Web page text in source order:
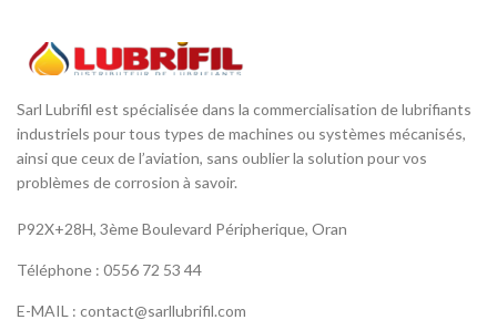
Sarl Lubrifil est spécialisée dans la commercialisation de lubrifiants
industriels pour tous types de machines ou systèmes mécanisés,
ainsi que ceux de l’aviation, sans oublier la solution pour vos
problèmes de corrosion à savoir.
P92X+28H, 3ème Boulevard Péripherique, Oran
Téléphone : 0556 72 53 44
E-MAIL : contact@sarllubrifil.com